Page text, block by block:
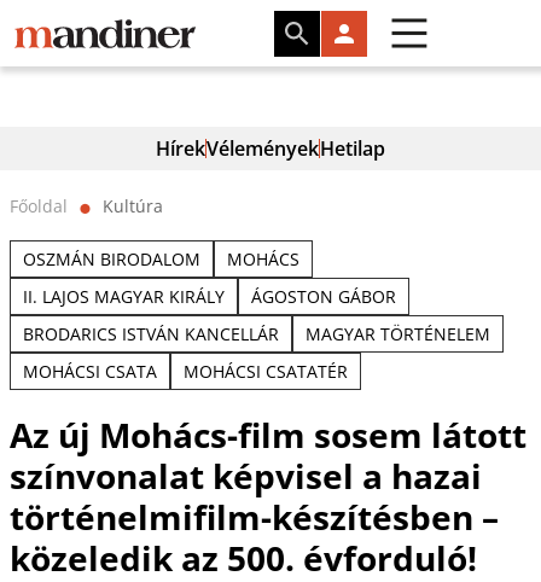
HírekVéleményekHetilap
Főoldal ⬤ Kultúra
OSZMÁN BIRODALOM
MOHÁCS
II. LAJOS MAGYAR KIRÁLY
ÁGOSTON GÁBOR
BRODARICS ISTVÁN KANCELLÁR
MAGYAR TÖRTÉNELEM
MOHÁCSI CSATA
MOHÁCSI CSATATÉR
Az új Mohács-film sosem látott
színvonalat képvisel a hazai
történelmifilm-készítésben –
közeledik az 500. évforduló!